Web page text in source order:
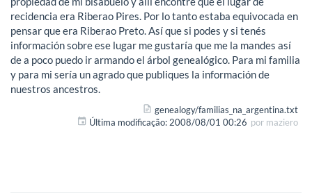
recidencia era Riberao Pires. Por lo tanto estaba equivocada en
pensar que era Riberao Preto. Así que si podes y si tenés
información sobre ese lugar me gustaría que me la mandes así
de a poco puedo ir armando el árbol genealógico. Para mi familia
y para mi sería un agrado que publiques la información de
nuestros ancestros.
genealogy/familias_na_argentina.txt
Última modificação: 2008/08/01 00:26 por maziero